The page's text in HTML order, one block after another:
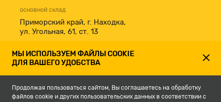
основной склад
Приморский край, г. Находка,
ул. Угольная, 61, ст. 13
принимаем к оплате
МЫ ИСПОЛЬЗУЕМ ФАЙЛЫ COOKIE
ДЛЯ ВАШЕГО УДОБСТВА
Продолжая пользоваться сайтом, Вы соглашаетесь на обработку
файлов cookie и других пользовательских данных в соответствии с